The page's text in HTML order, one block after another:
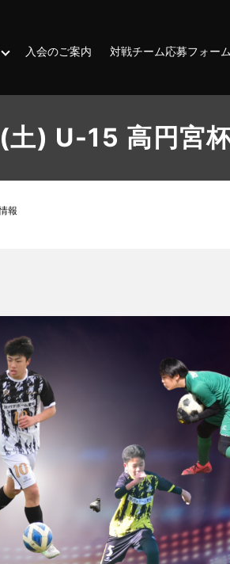
入会のご案内 対戦チーム応募フォーム
) U-15 高円宮
報